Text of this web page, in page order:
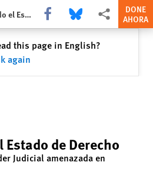
Manipulando el Estado de Derecho Share this via Facebook
Share this via Bluesky
Share this via
DONE
AHORA
this page in English?
again
de Derecho
Judicial amenazada en